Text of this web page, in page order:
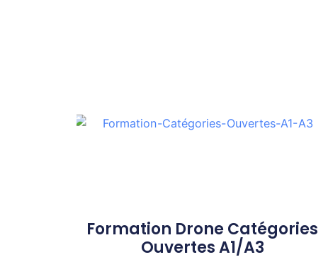
Formation Drone Catégories
Ouvertes A1/A3